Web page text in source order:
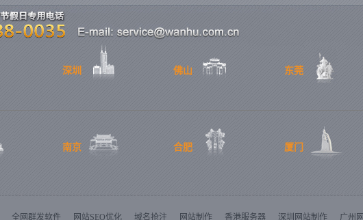
深圳 佛山 东莞
南京 合肥 厦门
全网群发软件 网站SEO优化 域名抢注 网站制作 香港服务器 深圳网站制作 广州